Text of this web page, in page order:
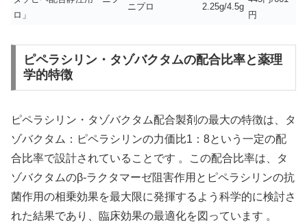
ロ」
ニプロ 2.25g/4.5g
円
ピペラシリン・タゾバクタムの配合比率と薬理
学的特徴
ピペラシリン・タゾバクタム配合製剤の最大の特徴は、タ
ゾバクタム：ピペラシリンの力価比1：8という一定の配
合比率で設計されていることです 。この配合比率は、タ
ゾバクタムのβ-ラクタマーゼ阻害作用とピペラシリンの抗
菌作用の相乗効果を最大限に発揮するよう科学的に検討さ
れた結果であり、臨床効果の最適化を図っています 。